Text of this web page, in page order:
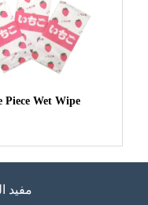
Piece Wet Wipe
مفيد